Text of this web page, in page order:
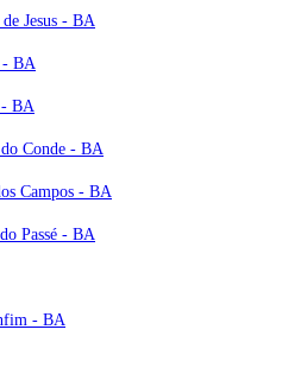
Jesus - BA
- BA
- BA
Conde - BA
Campos - BA
Passé - BA
- BA